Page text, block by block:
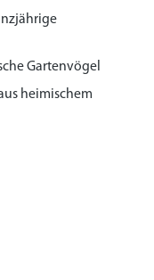
Gartenvögel
heimischem